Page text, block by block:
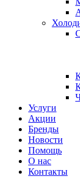
Услуги
Акции
Бренды
Новости
Помощь
О нас
Контакты